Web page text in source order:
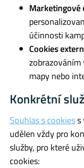
Marketingové
účinnosti
Cookies
zobrazováním
mapy nebo
Konkrétní
Souhlas s cookiess
udělen vždy pro
služby, pro které
cookies: